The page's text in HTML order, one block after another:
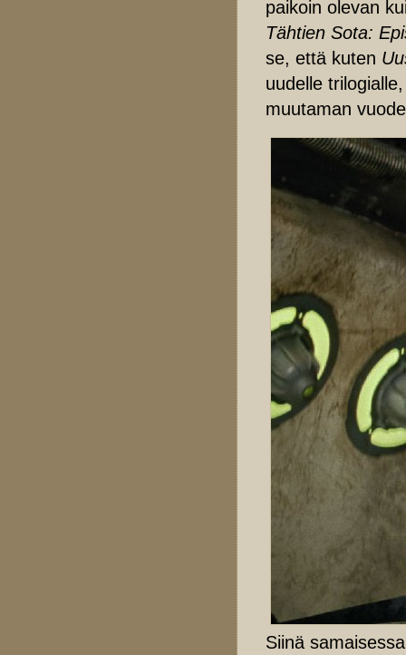
paikoin olevan
Tähtien Sota:
se, että kuten
uudelle
muutaman
Siinä